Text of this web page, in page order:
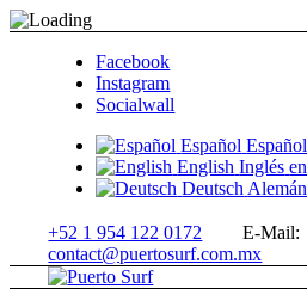
Facebook
Instagram
Socialwall
Español Español
English Inglés en
Deutsch Alemán
+52 1 954 122 0172
E-Mail:
contact@puertosurf.com.mx